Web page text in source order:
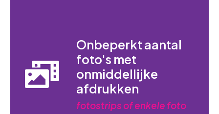
Onbeperkt aantal
foto's met
onmiddellijke
afdrukken
fotostrips of enkele foto